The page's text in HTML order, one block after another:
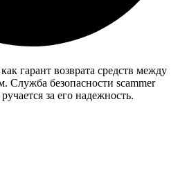
гарант возврата средств между
Служба безопасности scammer
за его надежность.